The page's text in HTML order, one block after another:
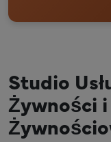
Studio
Żywności